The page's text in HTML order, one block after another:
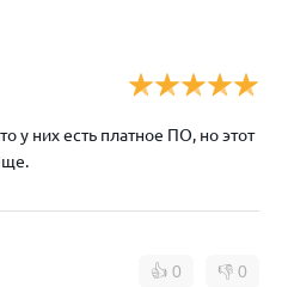
у них есть платное ПО, но этот
👍 0 👎 0